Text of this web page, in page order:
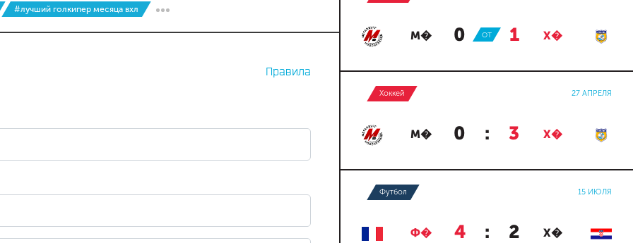
#лучший голкипер месяца вхл
Правила
М� 0 : 1 Х�
ОТ
Хоккей 27 АПРЕЛЯ
М� 0 : 3 Х�
Футбол 15 ИЮЛЯ
Ф� 4 : 2 Х�